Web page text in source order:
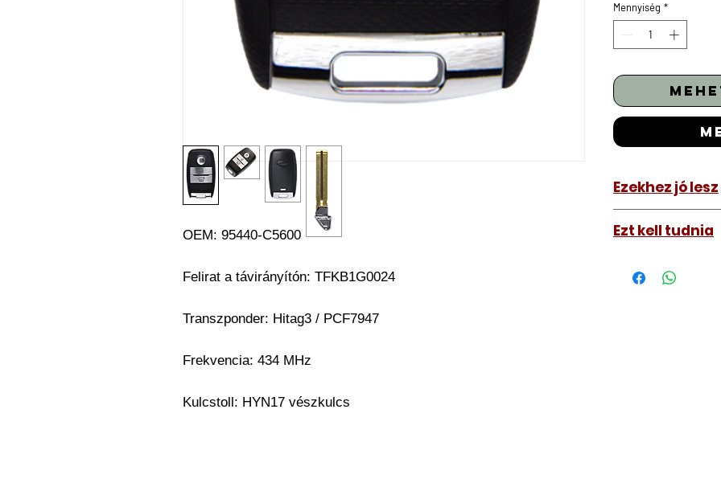
OEM: 95440-C5600
Felirat a távirányítón: TFKB1G0024
Transzponder: Hitag3 / PCF7947
Frekvencia: 434 MHz
Kulcstoll: HYN17 vészkulcs
Mennyiség *
Ezekhez jó lesz
Ezt kell tudnia
távirányítós